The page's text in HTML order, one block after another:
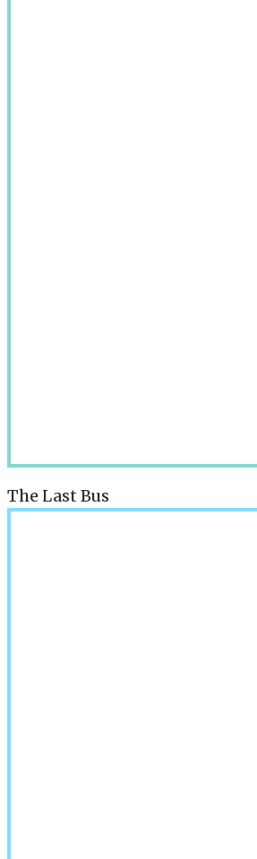
The Last Bus